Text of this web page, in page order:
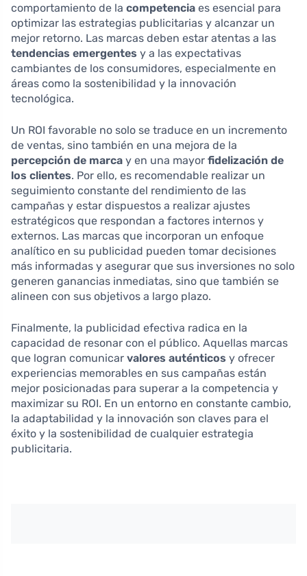
comportamiento de la competencia es esencial para
optimizar las estrategias publicitarias y alcanzar un
mejor retorno. Las marcas deben estar atentas a las
tendencias emergentes y a las expectativas
cambiantes de los consumidores, especialmente en
áreas como la sostenibilidad y la innovación
tecnológica.
Un ROI favorable no solo se traduce en un incremento
de ventas, sino también en una mejora de la
percepción de marca y en una mayor fidelización de
los clientes. Por ello, es recomendable realizar un
seguimiento constante del rendimiento de las
campañas y estar dispuestos a realizar ajustes
estratégicos que respondan a factores internos y
externos. Las marcas que incorporan un enfoque
analítico en su publicidad pueden tomar decisiones
más informadas y asegurar que sus inversiones no solo
generen ganancias inmediatas, sino que también se
alineen con sus objetivos a largo plazo.
Finalmente, la publicidad efectiva radica en la
capacidad de resonar con el público. Aquellas marcas
que logran comunicar valores auténticos y ofrecer
experiencias memorables en sus campañas están
mejor posicionadas para superar a la competencia y
maximizar su ROI. En un entorno en constante cambio,
la adaptabilidad y la innovación son claves para el
éxito y la sostenibilidad de cualquier estrategia
publicitaria.